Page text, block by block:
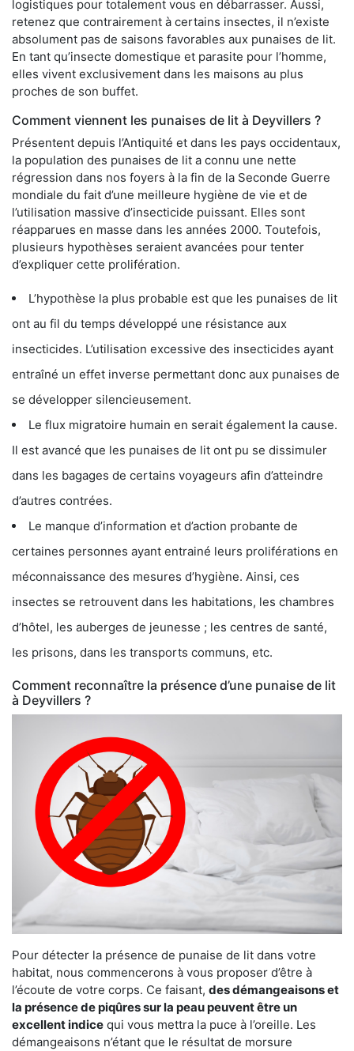
logistiques pour totalement vous en débarrasser. Aussi,
retenez que contrairement à certains insectes, il n’existe
absolument pas de saisons favorables aux punaises de lit.
En tant qu’insecte domestique et parasite pour l’homme,
elles vivent exclusivement dans les maisons au plus
proches de son buffet.
Comment viennent les punaises de lit à Deyvillers ?
Présentent depuis l’Antiquité et dans les pays occidentaux,
la population des punaises de lit a connu une nette
régression dans nos foyers à la fin de la Seconde Guerre
mondiale du fait d’une meilleure hygiène de vie et de
l’utilisation massive d’insecticide puissant. Elles sont
réapparues en masse dans les années 2000. Toutefois,
plusieurs hypothèses seraient avancées pour tenter
d’expliquer cette prolifération.
L’hypothèse la plus probable est que les punaises de lit
ont au fil du temps développé une résistance aux
insecticides. L’utilisation excessive des insecticides ayant
entraîné un effet inverse permettant donc aux punaises de
se développer silencieusement.
Le flux migratoire humain en serait également la cause.
Il est avancé que les punaises de lit ont pu se dissimuler
dans les bagages de certains voyageurs afin d’atteindre
d’autres contrées.
Le manque d’information et d’action probante de
certaines personnes ayant entrainé leurs proliférations en
méconnaissance des mesures d’hygiène. Ainsi, ces
insectes se retrouvent dans les habitations, les chambres
d’hôtel, les auberges de jeunesse ; les centres de santé,
les prisons, dans les transports communs, etc.
Comment reconnaître la présence d’une punaise de lit
à Deyvillers ?
Pour détecter la présence de punaise de lit dans votre
habitat, nous commencerons à vous proposer d’être à
l’écoute de votre corps. Ce faisant, des démangeaisons et
la présence de piqûres sur la peau peuvent être un
excellent indice qui vous mettra la puce à l’oreille. Les
démangeaisons n’étant que le résultat de morsure